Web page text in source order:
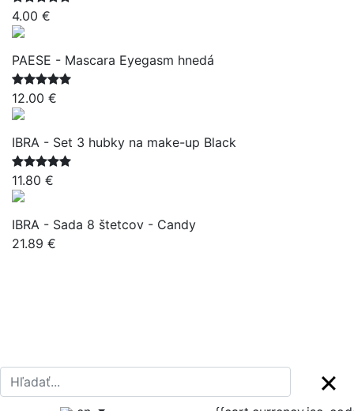
4.00 €
PAESE - Mascara Eyegasm hnedá
12.00 €
IBRA - Set 3 hubky na make-up Black
11.80 €
IBRA - Sada 8 štetcov - Candy
21.89 €